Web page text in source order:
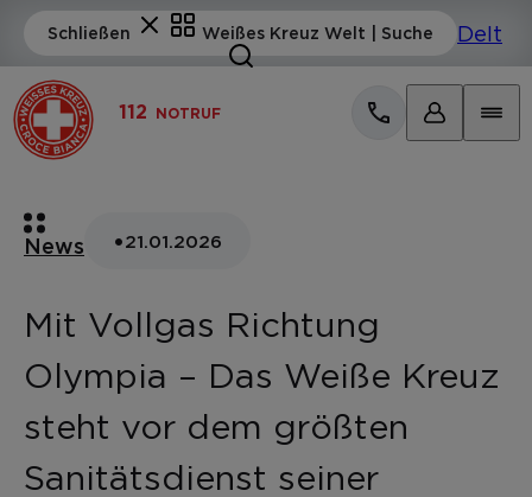
112 NOTRUF
News •21.01.2026
Mit Vollgas Richtung
Olympia – Das Weiße Kreuz
steht vor dem größten
Sanitätsdienst seiner